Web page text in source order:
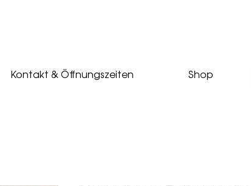
Kontakt & Öffnungszeiten Shop